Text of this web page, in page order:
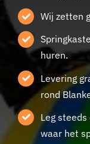
Wij zetten
huren.
Levering
rond
Leg
waar het